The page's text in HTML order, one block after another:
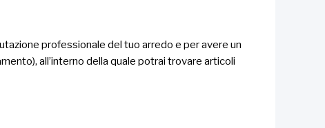
professionale del tuo arredo e per avere un
all’interno della quale potrai trovare articoli